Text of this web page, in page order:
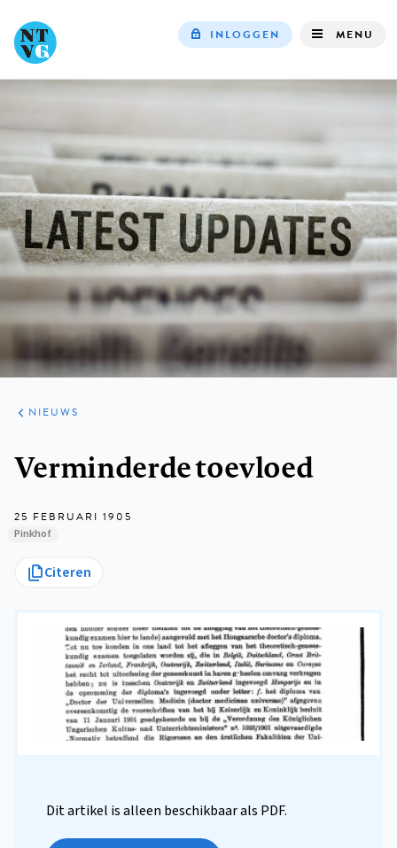
navigation
INLOGGEN MENU
ARTIKELEN
HET
KORT
NIEUWS
Verminderde toevloed
25 FEBRUARI 1905
Pinkhof
Citeren
Dit artikel is alleen beschikbaar als PDF.